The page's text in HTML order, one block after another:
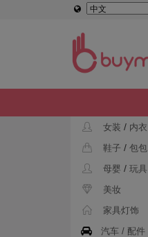
女装 / 内衣
鞋子 / 包包
母婴 / 玩具
美妆
家具灯饰
汽车 / 配件